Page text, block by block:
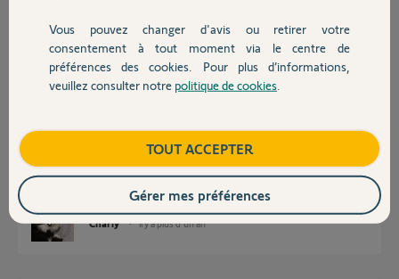
Devis avec un pro
Contact
Il est impossible d'obtenir une cote "B" decm avec un montage "M".
C'est pour ces raisons que le portail s'entrouvre par la contre poussée
des vents ou autres motifs.
Posez ici des photos nettes de votre installation en nous indiquant très
précisément la cote "A" ainsi que la section des piliers.
Charly il y a plus d'un an
Vous pouvez changer d'avis ou retirer votre
consentement à tout moment via le centre de
préférences des cookies. Pour plus d’informations,
veuillez consulter notre politique de cookies
TOUT ACCEPTER
Gérer mes préférences